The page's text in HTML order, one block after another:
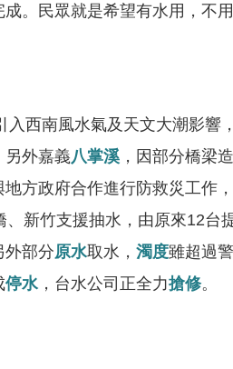
。民眾就是希望有水用，不
入西南風水氣及天文大潮影響
另外嘉義八掌溪 ，因部分橋梁
方政府合作進行防救災工作
新竹支援抽水，由原來12台
外部分原水取水， 濁度雖超過
停水 ，台水公司正全力搶修。